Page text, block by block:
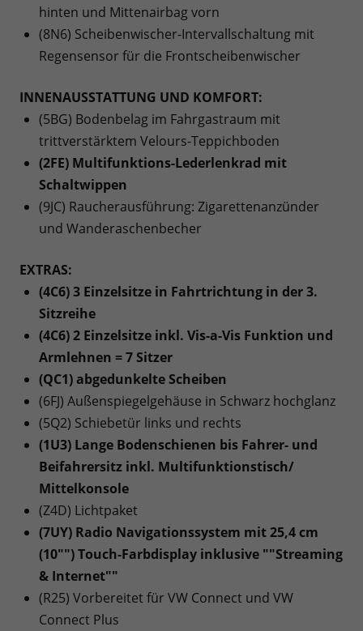
hinten und Mittenairbag vorn
(8N6) Scheibenwischer-Intervallschaltung mit
Regensensor für die Frontscheibenwischer
INNENAUSSTATTUNG UND KOMFORT:
(5BG) Bodenbelag im Fahrgastraum mit
trittverstärktem Velours-Teppichboden
(2FE) Multifunktions-Lederlenkrad mit
Schaltwippen
(9JC) Raucherausführung: Zigarettenanzünder
und Wanderaschenbecher
EXTRAS:
(4C6) 3 Einzelsitze in Fahrtrichtung in der 3.
Sitzreihe
(4C6) 2 Einzelsitze inkl. Vis-a-Vis Funktion und
Armlehnen = 7 Sitzer
(QC1) abgedunkelte Scheiben
(6FJ) Außenspiegelgehäuse in Schwarz hochglanz
(5Q2) Schiebetür links und rechts
(1U3) Lange Bodenschienen bis Fahrer- und
Beifahrersitz inkl. Multifunktionstisch/
Mittelkonsole
(Z4D) Lichtpaket
(7UY) Radio Navigationssystem mit 25,4 cm
(10"") Touch-Farbdisplay inklusive ""Streaming
& Internet""
(R25) Vorbereitet für VW Connect und VW
Connect Plus